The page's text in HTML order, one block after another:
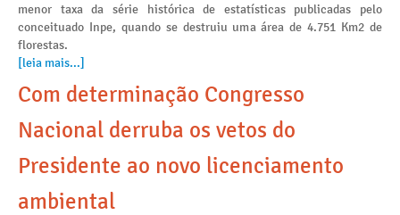
menor taxa da série histórica de estatísticas publicadas pelo
conceituado Inpe, quando se destruiu uma área de 4.751 Km2 de
florestas.
[leia mais...]
Com determinação Congresso
Nacional derruba os vetos do
Presidente ao novo licenciamento
ambiental